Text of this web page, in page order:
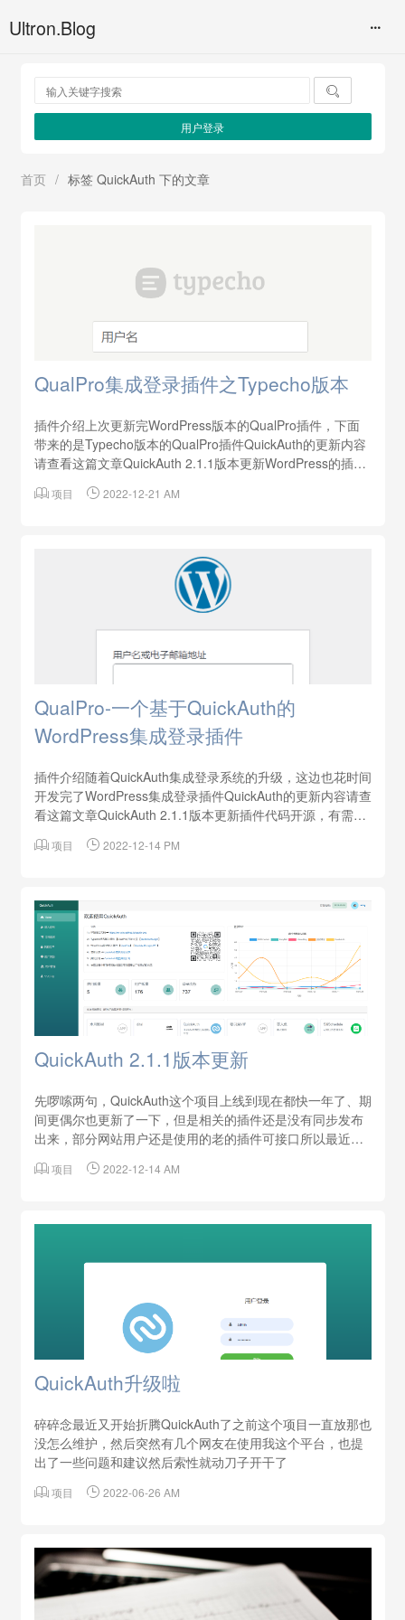
Ultron.Blog

用户登录
首页 / 标签 QuickAuth 下的文章
QualPro集成登录插件之Typecho版本
插件介绍上次更新完WordPress版本的QualPro插件，下面
带来的是Typecho版本的QualPro插件QuickAuth的更新内容
请查看这篇文章QuickAuth 2.1.1版本更新WordPress的插件
成登录插件插件代码开源，有需要的同学可以自己修改源
 项目  2022-12-21 AM
QualPro-一个基于QuickAuth的
WordPress集成登录插件
插件介绍随着QuickAuth集成登录系统的升级，这边也花时间
开发完了WordPress集成登录插件QuickAuth的更新内容请查
看这篇文章QuickAuth 2.1.1版本更新插件代码开源，有需要
wixy/QualProQualPro这个插件是QuickAuthLogin插件的升
 项目  2022-12-14 PM
QuickAuth 2.1.1版本更新
先啰嗦两句，QuickAuth这个项目上线到现在都快一年了、期
间更偶尔也更新了一下，但是相关的插件还是没有同步发布
出来，部分网站用户还是使用的老的插件可接口所以最近空
QualPro插件更新内容这个版本的更新主要还是填补上个版
 项目  2022-12-14 AM
QuickAuth升级啦
碎碎念最近又开始折腾QuickAuth了之前这个项目一直放那也
没怎么维护，然后突然有几个网友在使用我这个平台，也提
出了一些问题和建议然后索性就动刀子开干了
 项目  2022-06-26 AM